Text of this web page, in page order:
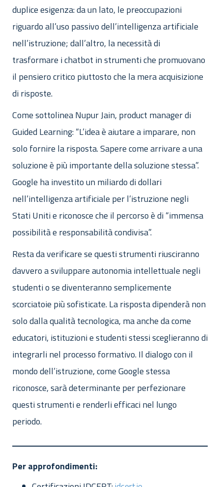
duplice esigenza: da un lato, le preoccupazioni
riguardo all’uso passivo dell’intelligenza artificiale
nell’istruzione; dall’altro, la necessità di
trasformare i chatbot in strumenti che promuovano
il pensiero critico piuttosto che la mera acquisizione
di risposte.
Come sottolinea Nupur Jain, product manager di
Guided Learning: “L’idea è aiutare a imparare, non
solo fornire la risposta. Sapere come arrivare a una
soluzione è più importante della soluzione stessa”.
Google ha investito un miliardo di dollari
nell’intelligenza artificiale per l’istruzione negli
Stati Uniti e riconosce che il percorso è di “immensa
possibilità e responsabilità condivisa”.
Resta da verificare se questi strumenti riusciranno
davvero a sviluppare autonomia intellettuale negli
studenti o se diventeranno semplicemente
scorciatoie più sofisticate. La risposta dipenderà non
solo dalla qualità tecnologica, ma anche da come
educatori, istituzioni e studenti stessi sceglieranno di
integrarli nel processo formativo. Il dialogo con il
mondo dell’istruzione, come Google stessa
riconosce, sarà determinante per perfezionare
questi strumenti e renderli efficaci nel lungo
periodo.
Per approfondimenti: